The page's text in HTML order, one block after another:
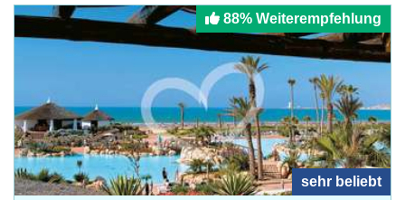
88% Weiterempfehlung
sehr beliebt